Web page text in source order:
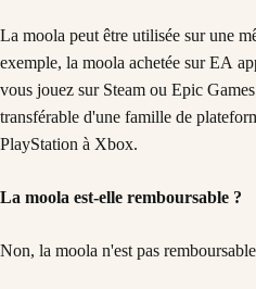
La moola peut être utilisée sur une
exemple, la moola achetée sur EA
vous jouez sur Steam ou Epic
transférable d'une famille de
PlayStation à Xbox.
La moola est-elle remboursable ?
Non, la moola n'est pas